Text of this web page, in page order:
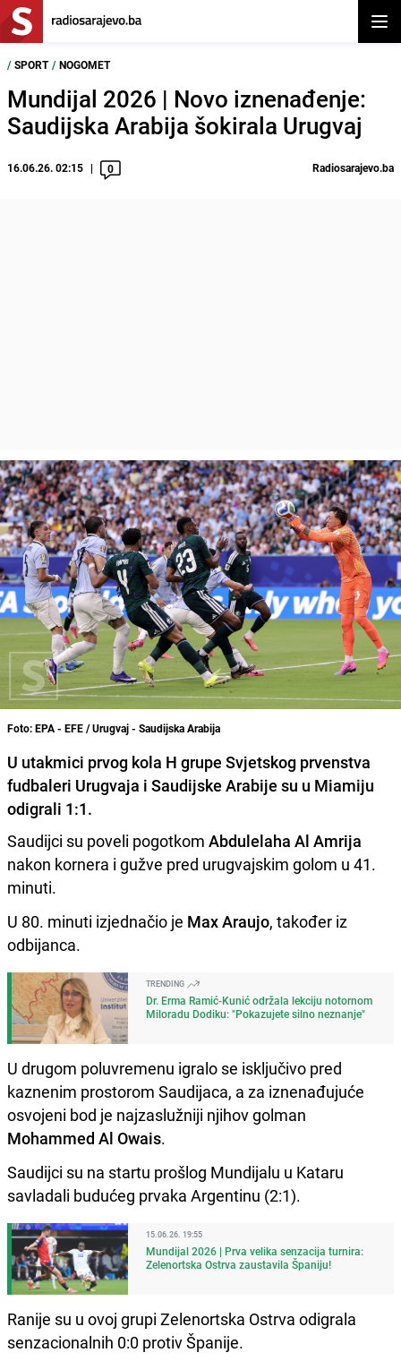
/ SPORT / NOGOMET
Mundijal 2026 | Novo iznenađenje:
Saudijska Arabija šokirala Urugvaj
16.06.26. 02:15 0 Radiosarajevo.ba
Foto: EPA - EFE / Urugvaj - Saudijska Arabija
U utakmici prvog kola H grupe Svjetskog prvenstva
fudbaleri Urugvaja i Saudijske Arabije su u Miamiju
odigrali 1:1.
Saudijci su poveli pogotkom Abdulelaha Al Amrija
nakon kornera i gužve pred urugvajskim golom u 41.
minuti.
U 80. minuti izjednačio je Max Araujo, također iz
odbijanca.
TRENDING
Dr. Erma Ramić-Kunić održala lekciju notornom
Miloradu Dodiku: "Pokazujete silno neznanje"
U drugom poluvremenu igralo se isključivo pred
kaznenim prostorom Saudijaca, a za iznenađujuće
osvojeni bod je najzaslužniji njihov golman
Mohammed Al Owais.
Saudijci su na startu prošlog Mundijalu u Kataru
savladali budućeg prvaka Argentinu (2:1).
15.06.26. 19:55
Mundijal 2026 | Prva velika senzacija turnira:
Zelenortska Ostrva zaustavila Španiju!
Ranije su u ovoj grupi Zelenortska Ostrva odigrala
senzacionalnih 0:0 protiv Španije.